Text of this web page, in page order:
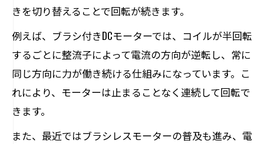
きを切り替えることで回転が続きます。
例えば、ブラシ付きDCモーターでは、コイルが半回転
するごとに整流子によって電流の方向が逆転し、常に
同じ方向に力が働き続ける仕組みになっています。こ
れにより、モーターは止まることなく連続して回転で
きます。
また、最近ではブラシレスモーターの普及も進み、電